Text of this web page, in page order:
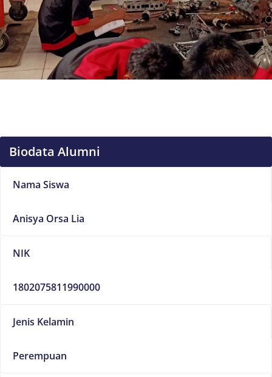
Biodata Alumni
Nama Siswa
Anisya Orsa Lia
NIK
1802075811990000
Jenis Kelamin
Perempuan